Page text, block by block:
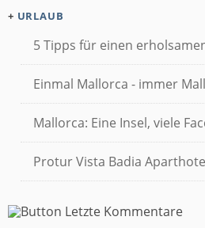
+ URLAUB
5 Tipps für einen
Einmal Mallorca - immer
Mallorca: Eine Insel, viele
Protur Vista Badia